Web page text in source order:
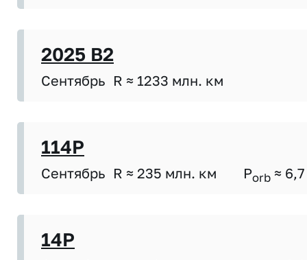
2025 B2
Сентябрь R ≈ 1233 млн. км
114P
Сентябрь R ≈ 235 млн. км Porb ≈ 6,7
14P